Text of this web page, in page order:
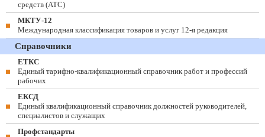
средств (ATC)
МКТУ-12
Международная классификация товаров и услуг 12-я редакция
Справочники
ЕТКС
Единый тарифно-квалификационный справочник работ и профессий
рабочих
ЕКСД
Единый квалификационный справочник должностей руководителей,
специалистов и служащих
Профстандарты